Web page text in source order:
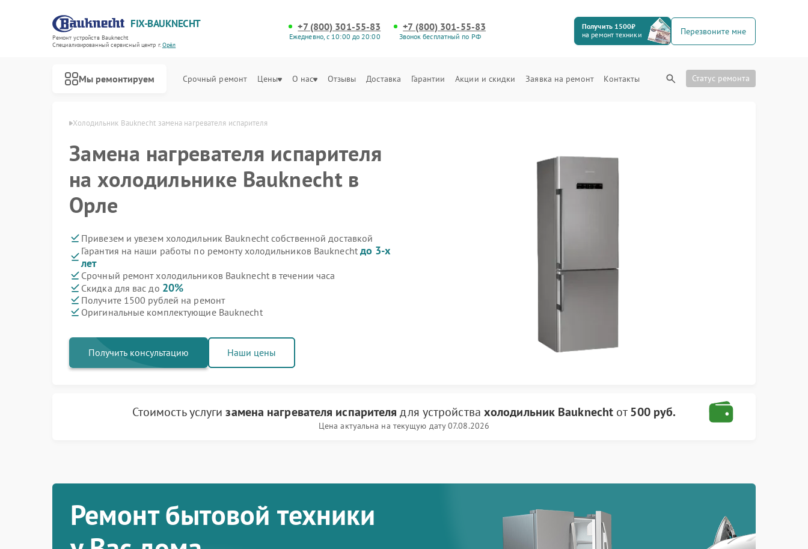
FIX-BAUKNECHT
Ремонт устройств Bauknecht
Специализированный cервисный центр г.Орёл
+7 (800) 301-55-83
Ежедневно, с 10:00 до 20:00
+7 (800) 301-55-83
Звонок бесплатный по РФ
Получить 1500₽
на ремонт техники
Перезвоните мне
Мы ремонтируем Срочный ремонт Цены О нас Отзывы Доставка Гарантии Акции и скидки Заявка на ремонт Контакты Статус ремонта
Bauknecht в Орле Холодильник Bauknecht замена нагревателя испарителя
Замена нагревателя испарителя
на холодильнике Bauknecht в
Орле
Привезем и увезем холодильник Bauknecht собственной доставкой
Гарантия на наши работы по ремонту холодильников Bauknecht до 3-х
лет
Срочный ремонт холодильников Bauknecht в течении часа
Скидка для вас до 20%
Получите 1500 рублей на ремонт
Оригинальные комплектующие Bauknecht
Получить консультацию Наши цены
Стоимость услугизамена нагревателя испарителя для устройства холодильник Bauknecht от500 руб.
Цена актуальна на текущую дату 07.08.2026
Ремонт бытовой техники